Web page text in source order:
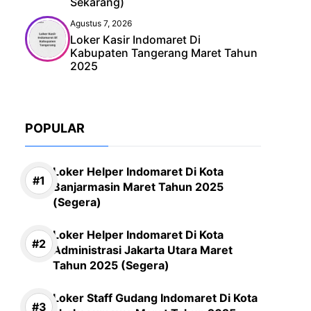
Agustus 7, 2026
Loker Kasir Indomaret Di
Kabupaten Tangerang Maret Tahun
2025
POPULAR
Loker Helper Indomaret Di Kota
Banjarmasin Maret Tahun 2025
(Segera)
Loker Helper Indomaret Di Kota
Administrasi Jakarta Utara Maret
Tahun 2025 (Segera)
Loker Staff Gudang Indomaret Di Kota